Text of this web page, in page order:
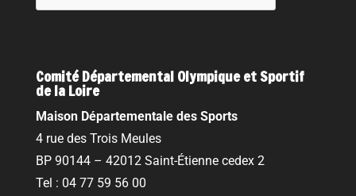
Comité Départemental Olympique et Sportif
de la Loire
Maison Départementale des Sports
4 rue des Trois Meules
BP 90144 – 42012 Saint-Étienne cedex 2
Tel : 04 77 59 56 00